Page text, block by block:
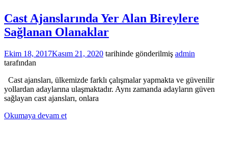
Cast Ajanslarında Yer Alan Bireylere
Sağlanan Olanaklar
Ekim 18, 2017Kasım 21, 2020 tarihinde gönderilmiş admin
tarafından
Cast ajansları, ülkemizde farklı çalışmalar yapmakta ve güvenilir
yollardan adaylarına ulaşmaktadır. Aynı zamanda adayların güven
sağlayan cast ajansları, onlara
Okumaya devam et